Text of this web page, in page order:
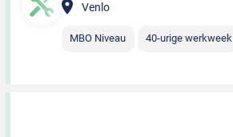
Venlo
MBO Niveau 40-urige werkweek